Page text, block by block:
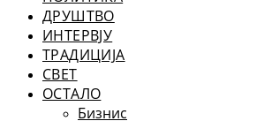
ДРУШТВО
ИНТЕРВЈУ
ТРАДИЦИЈА
СВЕТ
ОСТАЛО
Бизнис